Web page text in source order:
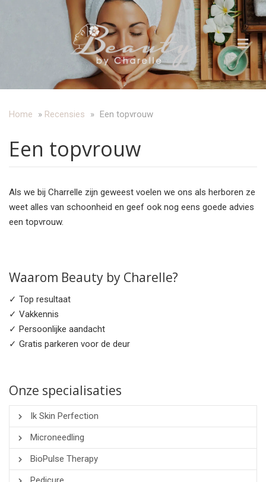
Home » Recensies » Een topvrouw
Een topvrouw
Als we bij Charrelle zijn geweest voelen we ons als herboren ze
weet alles van schoonheid en geef ook nog eens goede advies
een topvrouw.
Waarom Beauty by Charelle?
✓ Top resultaat
✓ Vakkennis
✓ Persoonlijke aandacht
✓ Gratis parkeren voor de deur
Onze specialisaties
Ik Skin Perfection
Microneedling
BioPulse Therapy